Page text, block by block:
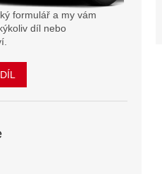
formulář a my vám
díl nebo